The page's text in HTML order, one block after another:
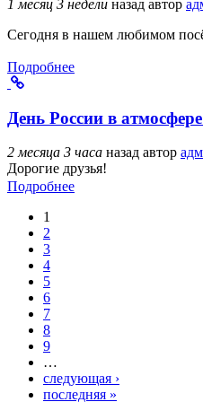
1 месяц 3 недели назад автор
Сегодня в нашем любимом
Подробнее
День России в
2 месяца 3 часа назад автор
Дорогие друзья!
Подробнее
Страницы
1
2
3
4
5
6
7
8
9
…
следующая ›
последняя »